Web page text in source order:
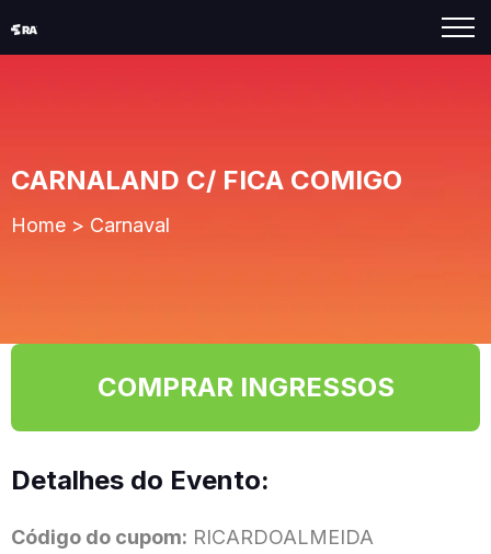
CARNALAND C/ FICA COMIGO
Home > Carnaval
COMPRAR INGRESSOS
Detalhes do Evento:
Código do cupom: RICARDOALMEIDA